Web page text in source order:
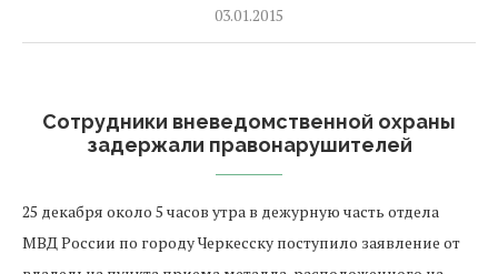
03.01.2015
Сотрудники вневедомственной охраны
задержали правонарушителей
25 декабря около 5 часов утра в дежурную часть отдела
МВД России по городу Черкесску поступило заявление от